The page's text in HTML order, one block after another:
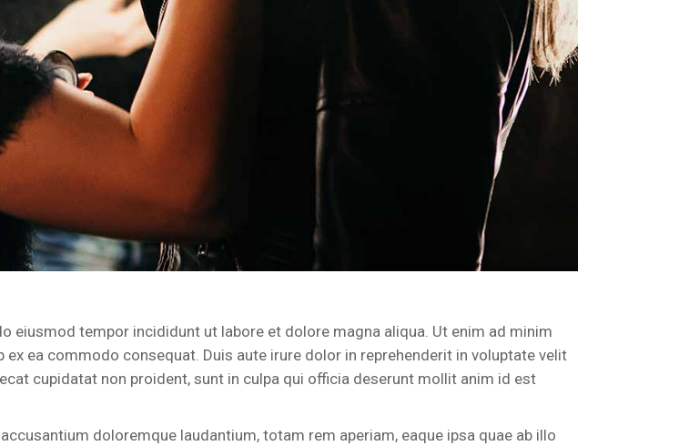
eiusmod tempor incididunt ut labore et dolore magna aliqua. Ut enim ad minim
ea commodo consequat. Duis aute irure dolor in reprehenderit in voluptate velit
cupidatat non proident, sunt in culpa qui officia deserunt mollit anim id est
doloremque laudantium, totam rem aperiam, eaque ipsa quae ab illo